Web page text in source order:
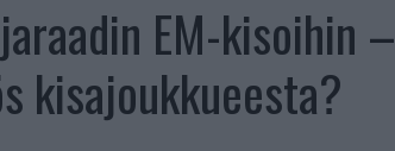
EM-kisoihin –
kisajoukkueesta?